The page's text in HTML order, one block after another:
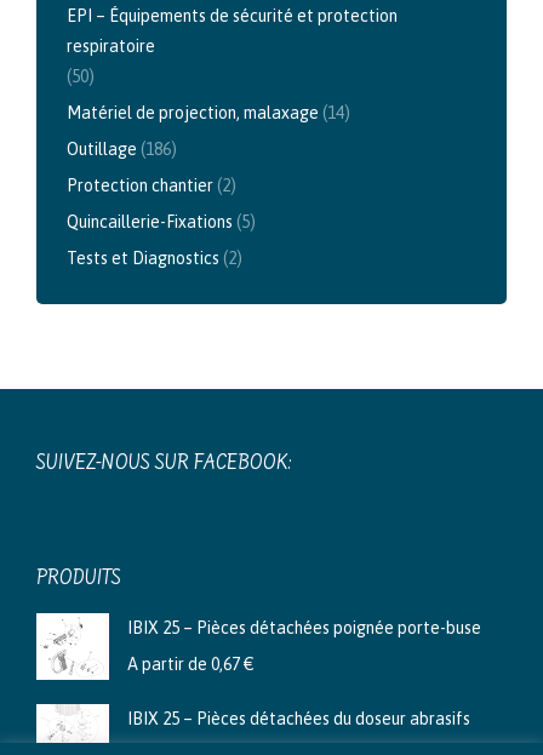
EPI – Équipements de sécurité et protection
respiratoire
(50)
Matériel de projection, malaxage (14)
Outillage (186)
Protection chantier(2)
Quincaillerie-Fixations (5)
Tests et Diagnostics (2)
SUIVEZ-NOUS SUR FACEBOOK:
PRODUITS
IBIX 25 – Pièces détachées poignée porte-buse
A partir de 0,67€
IBIX 25 – Pièces détachées du doseur abrasifs